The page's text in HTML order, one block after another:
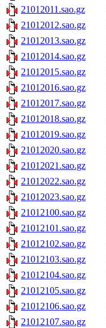
21012011.sao.gz
21012012.sao.gz
21012013.sao.gz
21012014.sao.gz
21012015.sao.gz
21012016.sao.gz
21012017.sao.gz
21012018.sao.gz
21012019.sao.gz
21012020.sao.gz
21012021.sao.gz
21012022.sao.gz
21012023.sao.gz
21012100.sao.gz
21012101.sao.gz
21012102.sao.gz
21012103.sao.gz
21012104.sao.gz
21012105.sao.gz
21012106.sao.gz
21012107.sao.gz